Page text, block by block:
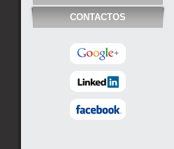
CONTACTOS